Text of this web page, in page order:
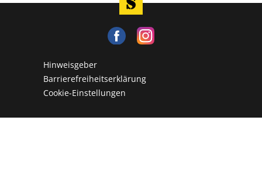
Hinweisgeber
Barrierefreiheitserklärung
Cookie-Einstellungen